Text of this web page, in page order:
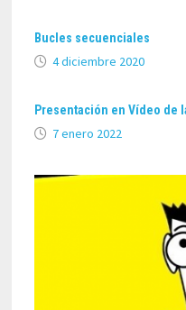
Bucles secuenciales
4 diciembre 2020
Presentación en Vídeo de
7 enero 2022